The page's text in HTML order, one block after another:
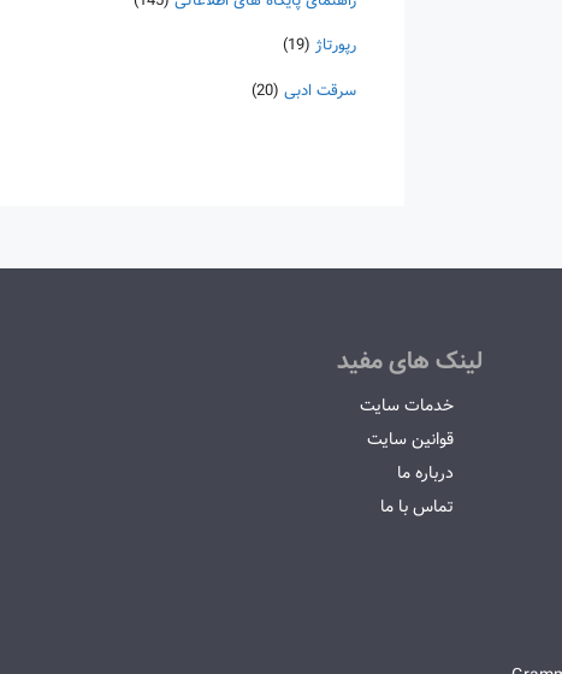
رپورتاژ (19)
سرقت ادبی (20)
لینک های مفید
خدمات سایت
قوانین سایت
درباره ما
تماس با ما